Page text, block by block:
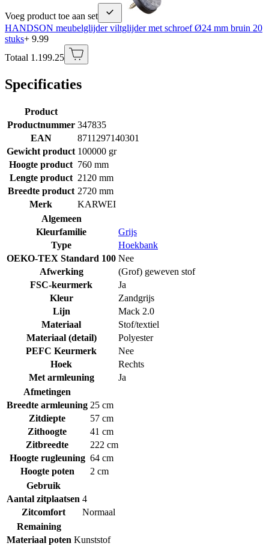
Voeg product toe aan set
HANDSON meubelglijder viltglijder met schroef Ø24 mm bruin 20
stuks+ 9.99
Totaal 1.199.25
Specificaties
Product
Productnummer 347835
EAN
8711297140301
Gewicht product 100000 gr
Hoogte product 760 mm
Lengte product 2120 mm
Breedte product 2720 mm
Merk
KARWEI
Algemeen
Kleurfamilie
Grijs
Type
Hoekbank
OEKO-TEX Standard 100 Nee
Afwerking
(Grof) geweven stof
FSC-keurmerk
Ja
Kleur
Zandgrijs
Lijn
Mack 2.0
Materiaal
Stof/textiel
Materiaal (detail)
Polyester
PEFC Keurmerk
Nee
Hoek
Rechts
Met armleuning
Ja
Afmetingen
Breedte armleuning 25 cm
Zitdiepte
57 cm
Zithoogte
41 cm
Zitbreedte
222 cm
Hoogte rugleuning 64 cm
Hoogte poten
2 cm
Gebruik
Aantal zitplaatsen 4
Zitcomfort
Normaal
Remaining
Materiaal poten Kunststof